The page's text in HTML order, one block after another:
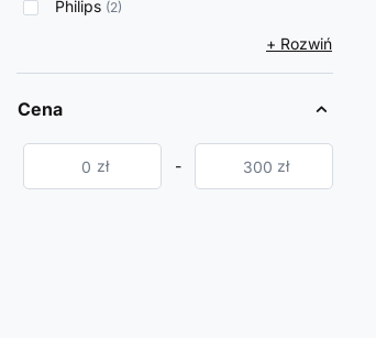
Philips 2
+ Rozwiń
Cena
zł - zł